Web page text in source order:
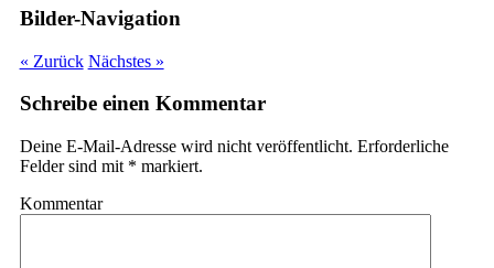
Bilder-Navigation
« Zurück Nächstes »
Schreibe einen Kommentar
Deine E-Mail-Adresse wird nicht veröffentlicht. Erforderliche
Felder sind mit * markiert.
Kommentar